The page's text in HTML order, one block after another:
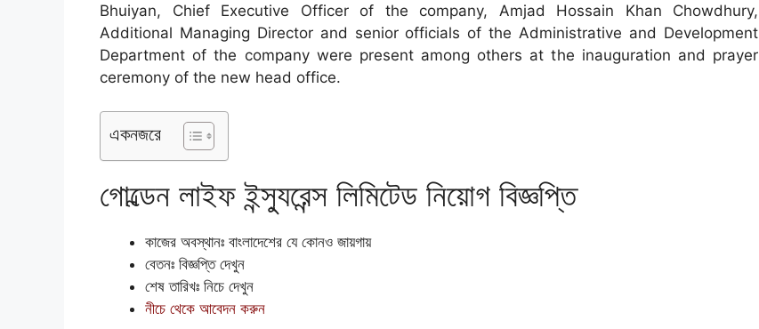
Bhuiyan, Chief Executive Officer of the company, Amjad Hossain Khan Chowdhury,
Additional Managing Director and senior officials of the Administrative and Development
Department of the company were present among others at the inauguration and prayer
ceremony of the new head office.
একনজরে
গোল্ডেন লাইফ ইন্স্যুরেন্স লিমিটেড নিয়োগ বিজ্ঞপ্তি
কাজের অবস্থানঃ বাংলাদেশের যে কোনও জায়গায়
বেতনঃ বিজ্ঞপ্তি দেখুন
শেষ তারিখঃ নিচে দেখুন
নীচে থেকে আবেদন করুন